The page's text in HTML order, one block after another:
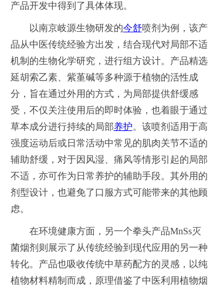
产品开发中得到了具体体现。
以南京岐源生物研发的今舒喷剂为例，该产
品从中医传统经验方出发，结合现代对局部不适
机制的生物化学研究，进行组方设计。产品精选
延胡索乙素、紫堇碱等多种源于植物的活性成
分，旨在通过外用的方式，为局部提供舒缓感
受，不仅关注使用后的即时体验，也着眼于通过
草本成分进行持续的局部养护。该喷剂适用于高
强度运动后或日常活动中常见的肌肉关节不适的
辅助舒缓，对于因风湿、痛风等情形引起的局部
不适，亦可作为日常养护的辅助手段。其外用的
剂型设计，也避免了口服方式可能带来的其他顾
虑。
在环境健康方面，另一个拳头产品MnSs灭
菌烟剂则展示了从传统经验到现代应用的另一种
转化。产品也吸收传统中草药配方的灵感，以纯
植物材料精制而成，原理借鉴了中医利用植物烟